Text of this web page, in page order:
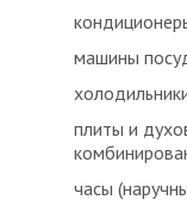
машины
плиты и
часы